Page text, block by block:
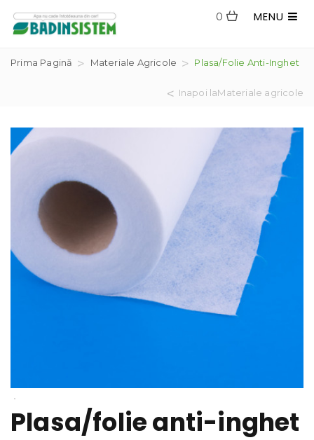
MENU
0
Prima Pagină Materiale Agricole Plasa/folie Anti-Inghet
Inapoi laMateriale agricole
Plasa/folie anti-inghet